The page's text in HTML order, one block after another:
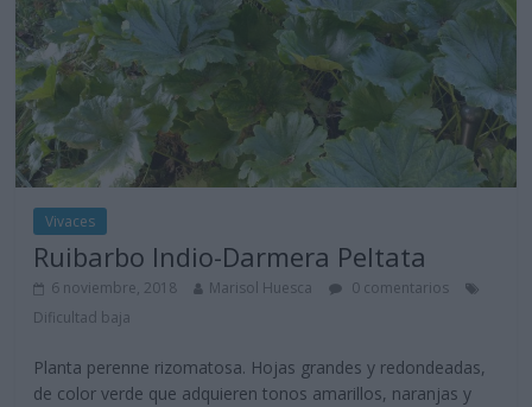
Vivaces
Ruibarbo Indio-Darmera Peltata
6 noviembre, 2018 Marisol Huesca
0 comentarios
Dificultad baja
Planta perenne rizomatosa. Hojas grandes y redondeadas,
de color verde que adquieren tonos amarillos, naranjas y